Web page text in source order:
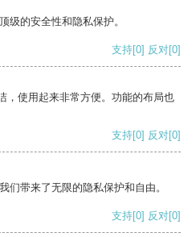
级的安全性和隐私保护。
支持[0] 反对[0]
，使用起来非常方便。功能的布局也
支持[0] 反对[0]
们带来了无限的隐私保护和自由。
支持[0] 反对[0]